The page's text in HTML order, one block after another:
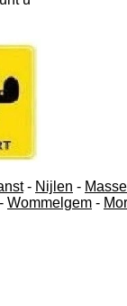
- Nijlen -
- Wommelgem -